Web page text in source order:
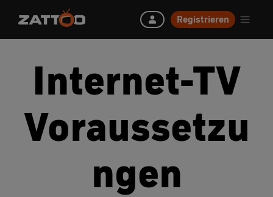
Registrieren
Internet-TV
Voraussetzu
ngen